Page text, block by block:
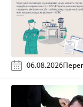
06.08.2026